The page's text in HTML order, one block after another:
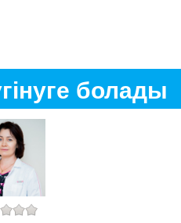
болады